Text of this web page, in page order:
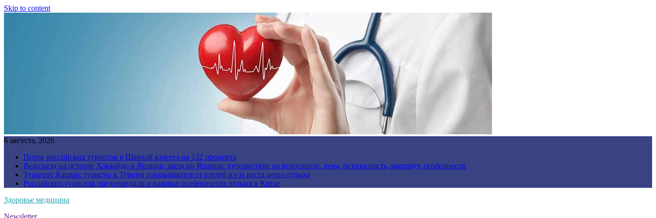
Skip to content
6 августа, 2026
Поток российских туристов в Шанхай взлетел на 132 процента
Велозаезд на острове Хоккайдо в Японии, заезд по Японии: путешествие на велосипеде, цена, безопасность, маршрут, особенности
Турагент Кашыр: туристы в Турции отказываются от отелей из-за роста цены отдыха
Российских туристов предупредили о важных особенностях отдыха в Китае
Здоровье медицина
Newsletter